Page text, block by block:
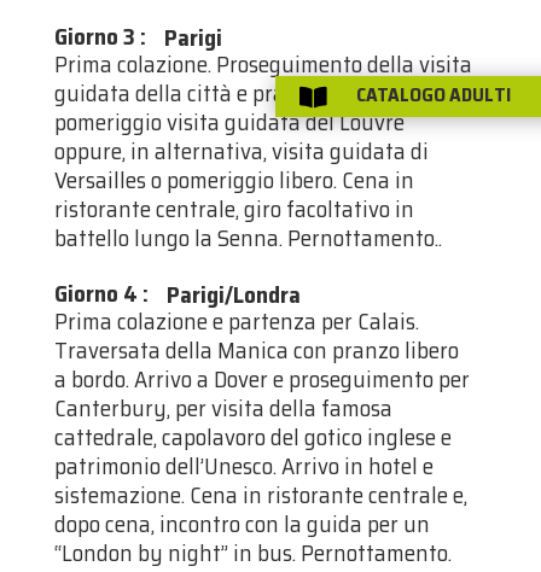
Giorno 3 : Parigi
Prima colazione. Proseguimento della visita
guidata della città e pranzo libero. Nel
pomeriggio visita guidata del Louvre
oppure, in alternativa, visita guidata di
Versailles o pomeriggio libero. Cena in
ristorante centrale, giro facoltativo in
battello lungo la Senna. Pernottamento..
Giorno 4 : Parigi/Londra
Prima colazione e partenza per Calais.
Traversata della Manica con pranzo libero
a bordo. Arrivo a Dover e proseguimento per
Canterbury, per visita della famosa
cattedrale, capolavoro del gotico inglese e
patrimonio dell’Unesco. Arrivo in hotel e
sistemazione. Cena in ristorante centrale e,
dopo cena, incontro con la guida per un
“London by night” in bus. Pernottamento.
 CATALOGO ADULTI